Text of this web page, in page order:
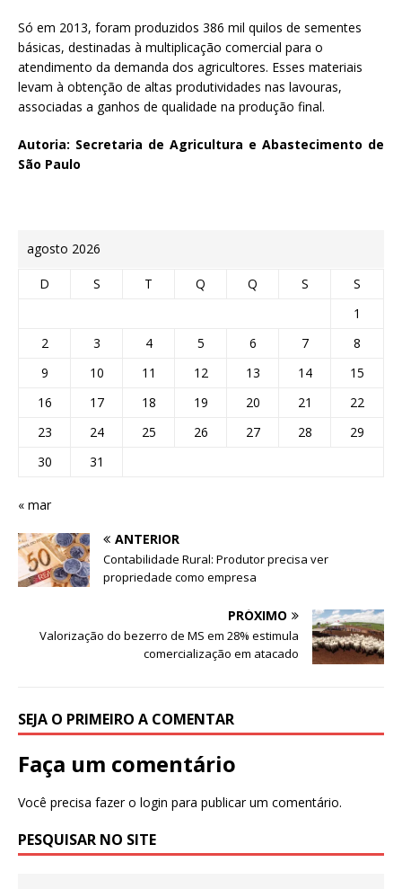
Só em 2013, foram produzidos 386 mil quilos de sementes
básicas, destinadas à multiplicação comercial para o
atendimento da demanda dos agricultores. Esses materiais
levam à obtenção de altas produtividades nas lavouras,
associadas a ganhos de qualidade na produção final.
Autoria: Secretaria de Agricultura e Abastecimento de
São Paulo
agosto 2026
D S T Q Q S
S
1
2
3 4 5 6 7
8
9
10 11 12 13 14
15
16
17 18 19 20 21
22
23
24 25 26 27 28
29
30
31
« mar
ANTERIOR
Contabilidade Rural: Produtor precisa ver
propriedade como empresa
PRÓXIMO
Valorização do bezerro de MS em 28% estimula
comercialização em atacado
SEJA O PRIMEIRO A COMENTAR
Faça um comentário
Você precisa fazer o login para publicar um comentário.
PESQUISAR NO SITE